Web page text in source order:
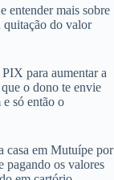
entender mais sobre
quitação do valor
para aumentar a
o dono te envie
só então o
casa em Mutuípe por
pagando os valores